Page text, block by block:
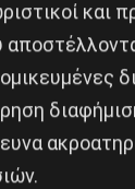
να
από
προϊόντα για
πάγωμα των
και